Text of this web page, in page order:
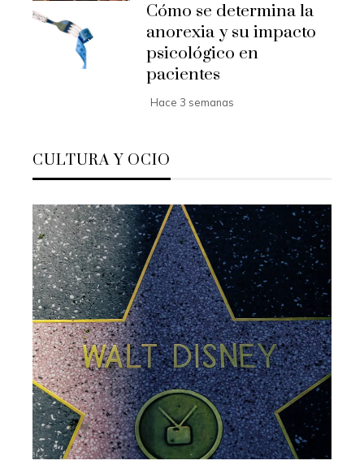
Cómo se determina la
anorexia y su impacto
psicológico en
pacientes
Hace 3 semanas
CULTURA Y OCIO